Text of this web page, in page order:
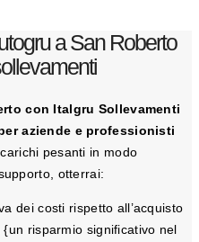
a San Roberto
con Italgru Sollevamenti
aziende e professionisti
pesanti in modo
otterrai:
dei costi rispetto all’acquisto
risparmio significativo nel